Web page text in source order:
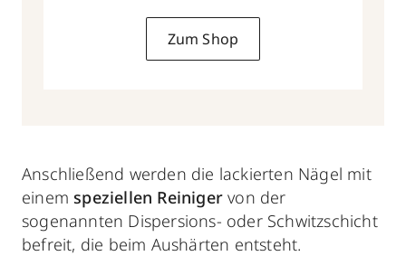
Zum Shop
Anschließend werden die lackierten Nägel mit
einem speziellen Reiniger von der
sogenannten Dispersions- oder Schwitzschicht
befreit, die beim Aushärten entsteht.